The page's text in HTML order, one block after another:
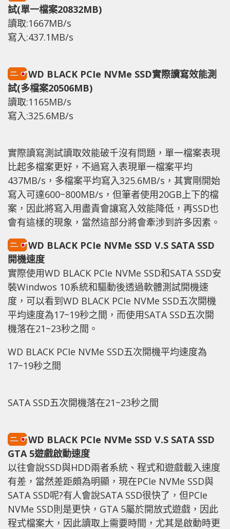
試(單一檔案20832MB)
讀取:1667MB/s
寫入:437.1MB/s
WD BLACK PCIe NVMe SSD實際讀寫效能測
試(多檔案20506MB)
讀取:1165MB/s
寫入:325.6MB/s
實際讀寫測試讀取效能破千沒有問題，單一檔案表現
比起多檔案更好，不過寫入表現單一檔案平均
437MB/s，多檔案平均寫入325.6MB/s，其實剛開始
寫入可達600~800MB/s，但筆者使用20GB上下的檔
案，因此將寫入用盡責會讓寫入效能降低，再SSD也
會有這樣的現象，當然這部分將會牽涉到許多因素。
WD BLACK PCIe NVMe SSD V.S SATA SSD
開機速度
實際使用WD BLACK PCIe NVMe SSD和SATA SSD安
裝Windwos 10系統和驅動後透過軟體測試開機速
度，可以看到WD BLACK PCIe NVMe SSD五次開機
平均速度為17~19秒之間，而使用SATA SSD五次開
機落在21~23秒之間。
WD BLACK PCIe NVMe SSD五次開機平均速度為
17~19秒之間
SATA SSD五次開機落在21~23秒之間
WD BLACK PCIe NVMe SSD V.S SATA SSD
GTA 5遊戲啟動速度
以往會說SSD與HDD兩者系統、程式和遊戲載入速度
有差，當然差距頗為明顯，現在PCIe NVMe SSD與
SATA SSD呢?有人會說SATA SSD很快了，但PCIe
NVMe SSD則是更快，GTA 5屬於開放式遊戲，因此
程式檔案大，因此讀取上需要時間，尤其是啟動時更